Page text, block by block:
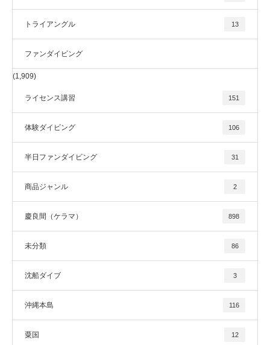
トライアングル 13
ファンダイビング
(1,909)
ライセンス講習 151
体験ダイビング 106
半日ファンダイビング 31
商品ジャンル 2
慶良間（ケラマ） 898
未分類 86
沈船ダイブ 3
沖縄本島 116
粟国 12